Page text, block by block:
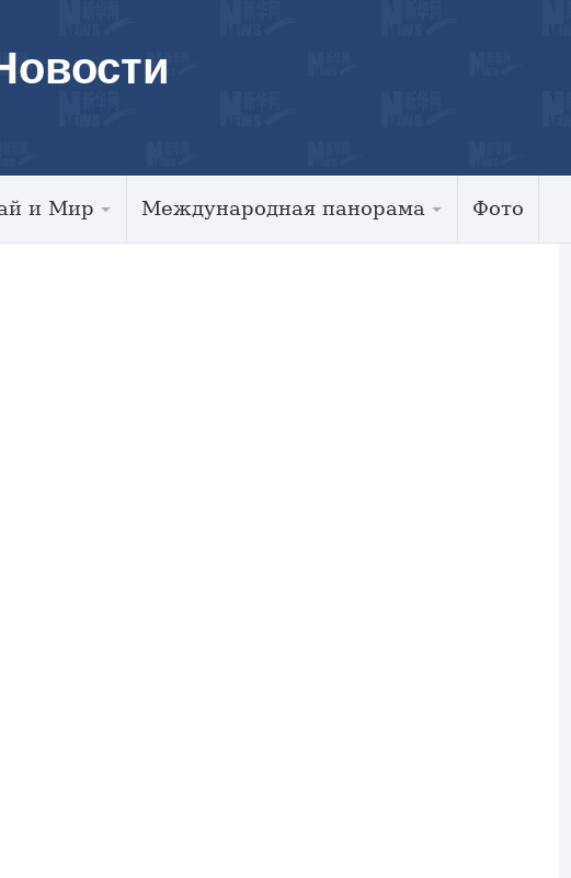
и Мир Международная панорама Фото